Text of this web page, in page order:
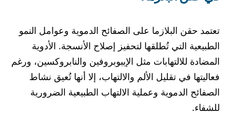
تعتمد حقن البلازما على الصفائح الدموية وعوامل النمو
الطبيعية التي تُطلقها لتحفيز إصلاح الأنسجة. الأدوية
المضادة للالتهابات مثل الإيبوبروفين والنابروكسين، ورغم
فعاليتها في تقليل الألم والالتهاب، إلا أنها تُعيق نشاط
الصفائح الدموية وعملية الالتهاب الطبيعية الضرورية
للشفاء.